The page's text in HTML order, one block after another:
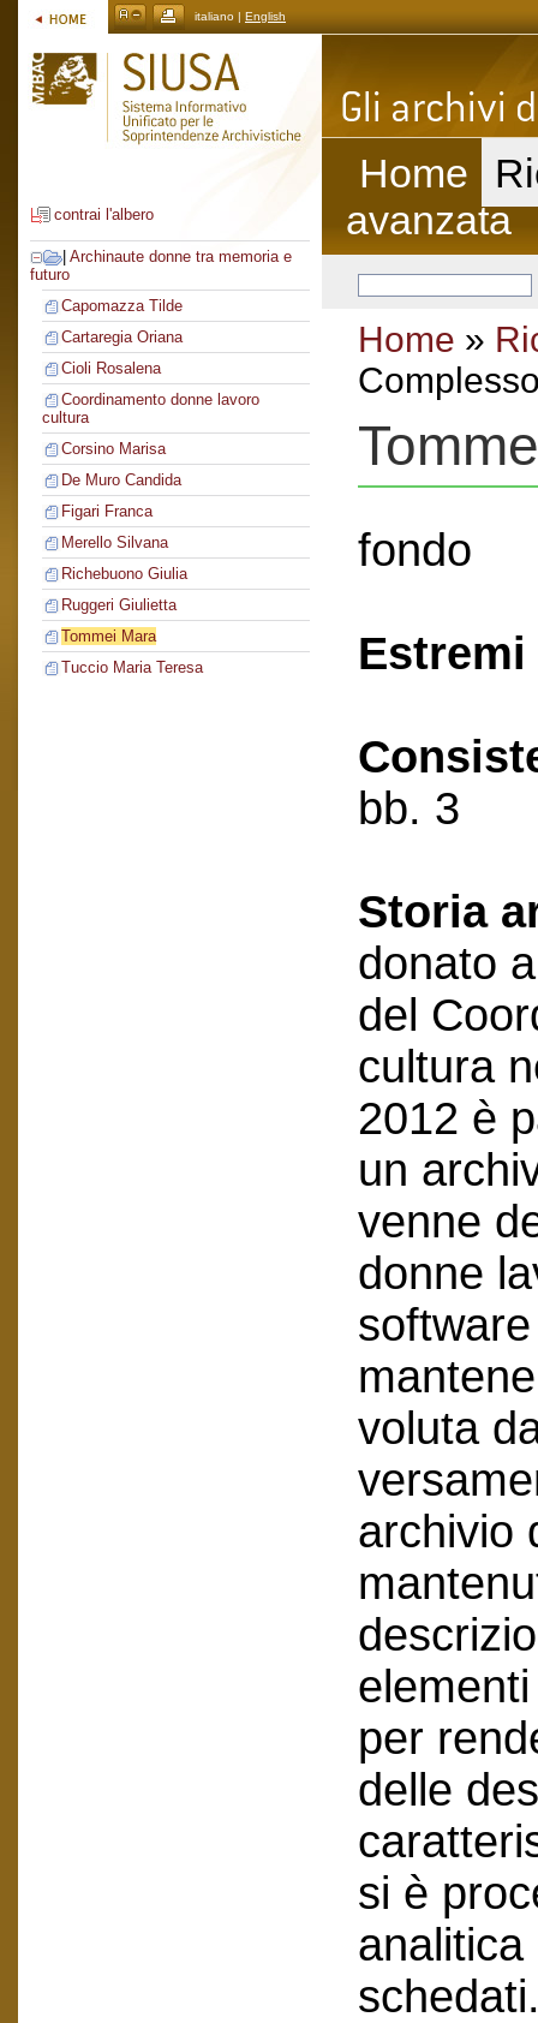
italiano | English
contrai l'albero
Archinaute donne tra memoria e
futuro
Capomazza Tilde
Cartaregia Oriana
Cioli Rosalena
Coordinamento donne lavoro
cultura
Corsino Marisa
De Muro Candida
Figari Franca
Merello Silvana
Richebuono Giulia
Ruggeri Giulietta
Tommei Mara
Tuccio Maria Teresa
Home
avanzata
Home »
fondo
bb. 3
Storia
donato
del
cultura
2012 è
un
venne
donne
voluta
archivio
per
delle
si è